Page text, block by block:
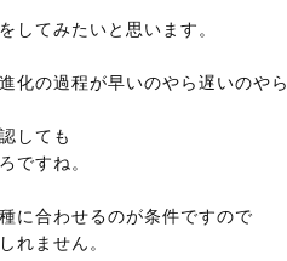
してみたいと思います。
化の過程が早いのやら遅いのやら
しても
ですね。
に合わせるのが条件ですので
れません。